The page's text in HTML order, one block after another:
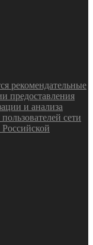
рекомендательные
предоставления
и анализа
сети